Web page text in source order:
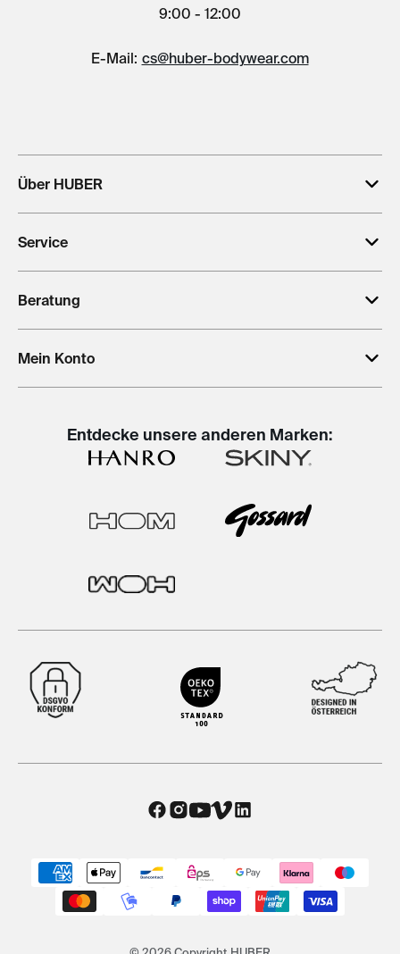
9:00 - 12:00
E-Mail: cs@huber-bodywear.com
Über HUBER
Service
Beratung
Mein Konto
Entdecke unsere anderen Marken: